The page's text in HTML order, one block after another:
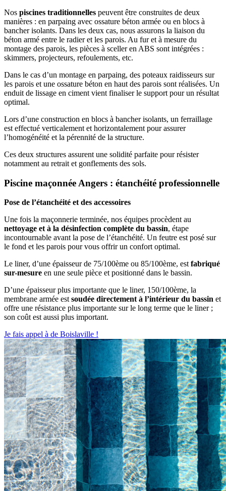
Nos piscines traditionnelles peuvent être construites de deux
manières : en parpaing avec ossature béton armée ou en blocs à
bancher isolants. Dans les deux cas, nous assurons la liaison du
béton armé entre le radier et les parois. Au fur et à mesure du
montage des parois, les pièces à sceller en ABS sont intégrées :
skimmers, projecteurs, refoulements, etc.
Dans le cas d’un montage en parpaing, des poteaux raidisseurs sur
les parois et une ossature béton en haut des parois sont réalisées. Un
enduit de lissage en ciment vient finaliser le support pour un résultat
optimal.
Lors d’une construction en blocs à bancher isolants, un ferraillage
est effectué verticalement et horizontalement pour assurer
l’homogénéité et la pérennité de la structure.
Ces deux structures assurent une solidité parfaite pour résister
notamment au retrait et gonflements des sols.
Piscine maçonnée Angers : étanchéité professionnelle
Pose de l’étanchéité et des accessoires
Une fois la maçonnerie terminée, nos équipes procèdent au
nettoyage et à la désinfection complète du bassin, étape
incontournable avant la pose de l’étanchéité. Un feutre est posé sur
le fond et les parois pour vous offrir un confort optimal.
Le liner, d’une épaisseur de 75/100ème ou 85/100ème, estfabriqué
sur-mesure en une seule pièce et positionné dans le bassin.
D’une épaisseur plus importante que le liner, 150/100ème, la
membrane armée estsoudée directement à l’intérieur du bassin et
offre une résistance plus importante sur le long terme que le liner ;
son coût est aussi plus important.
Je fais appel à de Boislaville !